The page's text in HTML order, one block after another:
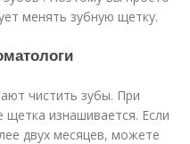
менять зубную щетку.
чистить зубы. При
щетка изнашивается. Если
двух месяцев, можете